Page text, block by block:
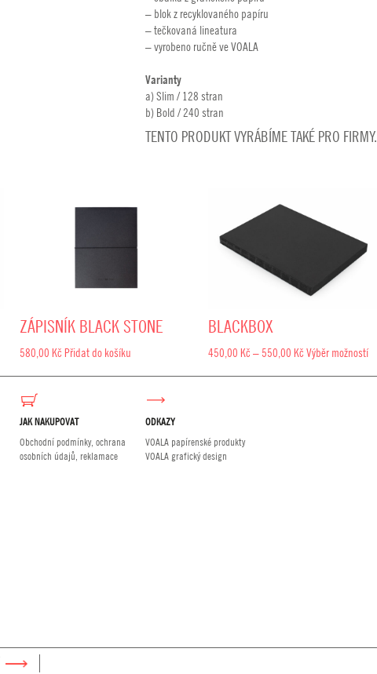
– blok z recyklovaného papíru
– tečkovaná lineatura
– vyrobeno ručně ve VOALA
Varianty
a) Slim / 128 stran
b) Bold / 240 stran
TENTO PRODUKT VYRÁBÍME TAKÉ PRO FIRMY.
ZÁPISNÍK BLACK STONE
580,00 Kč Přidat do košíku
BLACKBOX
450,00 Kč – 550,00 Kč Rozpětí
Výběr možností
JAK NAKUPOVAT
Obchodní podmínky, ochrana
osobních údajů, reklamace
ODKAZY
VOALA papírenské produkty
VOALA grafický design